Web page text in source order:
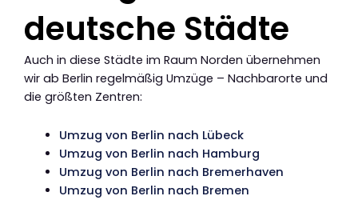
deutsche Städte
Auch in diese Städte im Raum Norden übernehmen
wir ab Berlin regelmäßig Umzüge – Nachbarorte und
die größten Zentren:
Umzug von Berlin nach Lübeck
Umzug von Berlin nach Hamburg
Umzug von Berlin nach Bremerhaven
Umzug von Berlin nach Bremen